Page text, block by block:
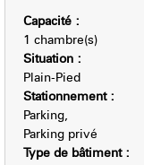
Capacité :
1 chambre(s)
Situation :
Plain-Pied
Stationnement :
Parking
Parking privé
Type de bâtiment :